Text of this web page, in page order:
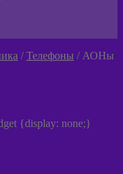
/Телефоны / АОНы
{display: none;}